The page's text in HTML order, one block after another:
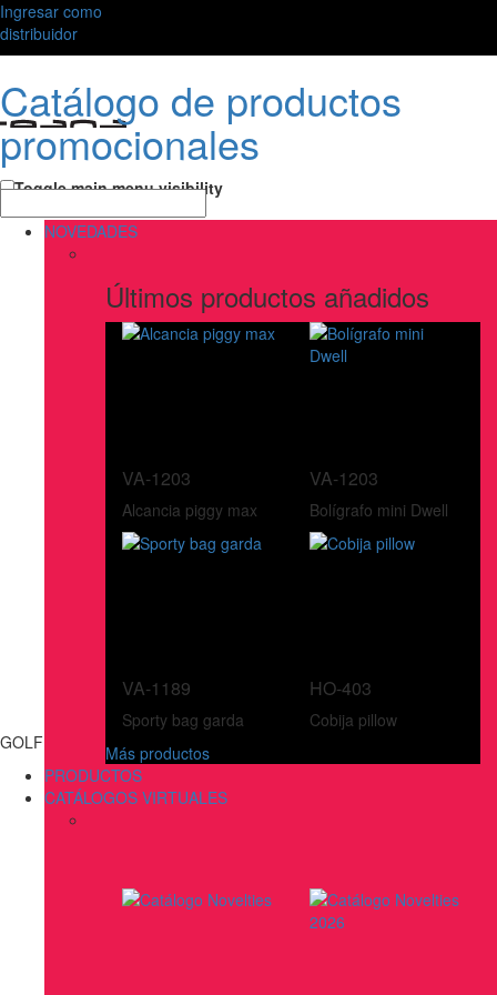
Ingresar como
distribuidor
Catálogo de productos
promocionales
Toggle main menu visibility
NOVEDADES
Últimos productos añadidos
VA-1203
Alcancia piggy max
VA-1203
Bolígrafo mini Dwell
VA-1189
Sporty bag garda
HO-403
Cobija pillow
Más productos
PRODUCTOS
CATÁLOGOS VIRTUALES
GOLF